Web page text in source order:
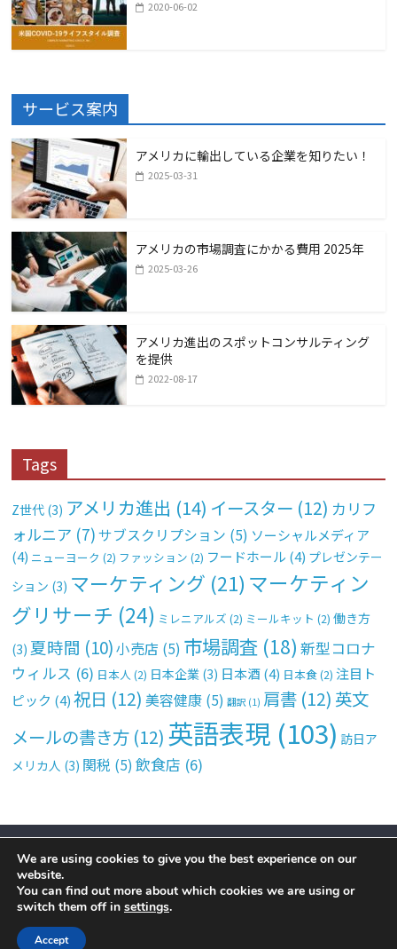
2020-06-02
サービス案内
アメリカに輸出している企業を知りたい！
2025-03-31
アメリカの市場調査にかかる費用 2025年
2025-03-26
アメリカ進出のスポットコンサルティング
を提供
2022-08-17
Tags
Z世代 (3) アメリカ進出 (14) イースター (12) カリフ
ォルニア (7)サブスクリプション (5) ソーシャルメディア
(4) ニューヨーク (2) ファッション (2) フードホール (4) プレゼンテー
ション (3) マーケティング (21) マーケティン
グリサーチ (24) ミレニアルズ (2) ミールキット (2) 働き方
(3) 夏時間 (10)小売店 (5) 市場調査 (18) 新型コロナ
ウィルス (6) 日本人 (2) 日本企業 (3) 日本酒(4) 日本食(2) 注目ト
ピック (4) 祝日 (12) 美容健康 (5) 翻訳 (1) 肩書 (12) 英文
メールの書き方 (12) 英語表現 (103) 訪日ア
メリカ人 (3) 関税 (5) 飲食店 (6)
トップ サイトについて 運営会社 コンタクト Privacy Policy
Copyright © 2026
Group, Inc.
All rights reserved.
We are using cookies to give you the best experience on our
website.
You can find out more about which cookies we are using or
switch them off in settings.
Accept